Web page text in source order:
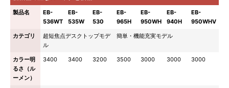
製品名
EB-
536WT
EB-
535W
EB-
530
EB-
965H
EB-
950WH
EB-
940H
EB-
950WHV
カテゴリ
超短焦点デスクトップモデ
ル
簡単・機能充実モデル
カラー明
るさ（ル
ーメン）
3400 3400 3200 3500 3000 3000 3000